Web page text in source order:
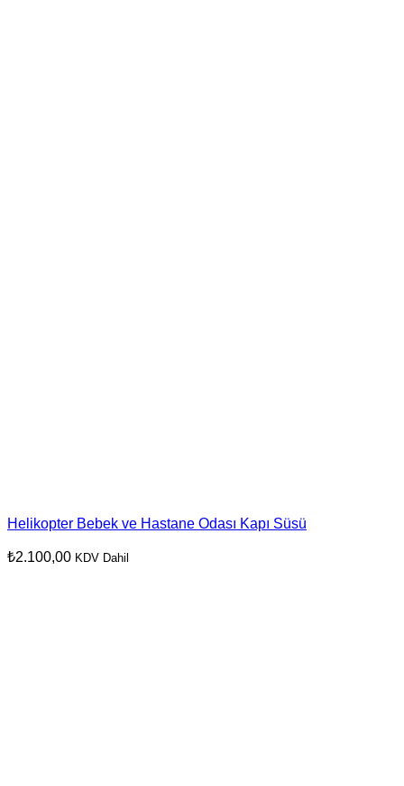
Helikopter Bebek ve Hastane Odası Kapı Süsü
₺2.100,00 KDV Dahil